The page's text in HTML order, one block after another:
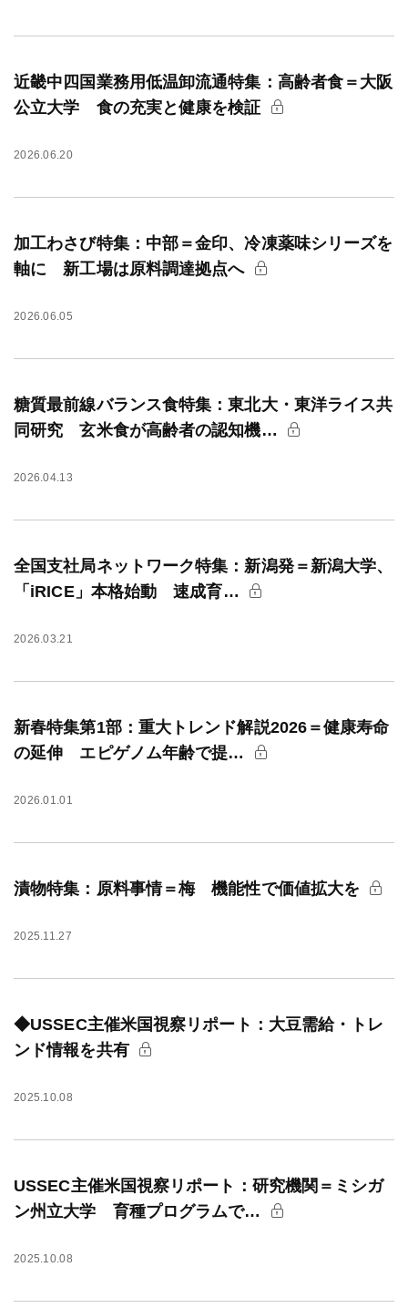
近畿中四国業務用低温卸流通特集：高齢者食＝大阪
公立大学 食の充実と健康を検証
2026.06.20
加工わさび特集：中部＝金印、冷凍薬味シリーズを
軸に 新工場は原料調達拠点へ
2026.06.05
糖質最前線バランス食特集：東北大・東洋ライス共
同研究 玄米食が高齢者の認知機…
2026.04.13
全国支社局ネットワーク特集：新潟発＝新潟大学、
「iRICE」本格始動 速成育…
2026.03.21
新春特集第1部：重大トレンド解説2026＝健康寿命
の延伸 エピゲノム年齢で提…
2026.01.01
漬物特集：原料事情＝梅 機能性で価値拡大を
2025.11.27
◆USSEC主催米国視察リポート：大豆需給・トレ
ンド情報を共有
2025.10.08
USSEC主催米国視察リポート：研究機関＝ミシガ
ン州立大学 育種プログラムで…
2025.10.08